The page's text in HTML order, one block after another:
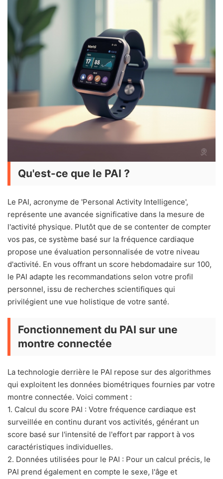
Qu'est-ce que le PAI ?
Le PAI, acronyme de 'Personal Activity Intelligence',
représente une avancée significative dans la mesure de
l'activité physique. Plutôt que de se contenter de compter
vos pas, ce système basé sur la fréquence cardiaque
propose une évaluation personnalisée de votre niveau
d'activité. En vous offrant un score hebdomadaire sur 100,
le PAI adapte les recommandations selon votre profil
personnel, issu de recherches scientifiques qui
privilégient une vue holistique de votre santé.
Fonctionnement du PAI sur une
montre connectée
La technologie derrière le PAI repose sur des algorithmes
qui exploitent les données biométriques fournies par votre
montre connectée. Voici comment :
1. Calcul du score PAI : Votre fréquence cardiaque est
surveillée en continu durant vos activités, générant un
score basé sur l'intensité de l'effort par rapport à vos
caractéristiques individuelles.
2. Données utilisées pour le PAI : Pour un calcul précis, le
PAI prend également en compte le sexe, l'âge et